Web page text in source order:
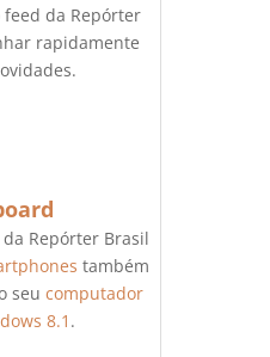
da Repórter
rapidamente
Repórter Brasil
também
seu computador
8.1 .